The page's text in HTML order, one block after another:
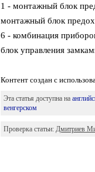
1 - монтажный блок
монтажный блок
6 - комбинация
блок управления
Контент создан с
Эта статья доступна на
венгерском
Проверка статьи: Дмитриев